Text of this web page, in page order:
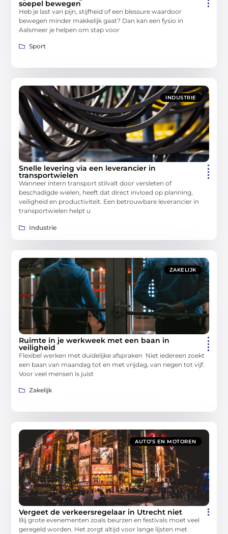
soepel bewegen
Heb je last van pijn, stijfheid of een blessure waardoor
bewegen minder makkelijk gaat? Dan kan een fysio in
Aalsmeer je helpen om stap voor
Sport
INDUSTRIE
Snelle levering via een leverancier in
transportwielen
Wanneer intern transport stilvalt door versleten of
beschadigde wielen, heeft dat direct invloed op planning,
veiligheid en productiviteit. Een betrouwbare leverancier in
transportwielen helpt u
Industrie
ZAKELIJK
Ruimte in je werkweek met een baan in
veiligheid
Flexibel werken met duidelijke afspraken Niet iedereen zoekt
een baan van maandag tot en met vrijdag, van negen tot vijf.
Voor veel mensen is juist
Zakelijk
AUTO’S EN MOTOREN
Vergeet de verkeersregelaar in Utrecht niet
Bij grote evenementen zoals beurzen en festivals moet veel
geregeld worden. Het zorgt altijd voor lange lijsten met